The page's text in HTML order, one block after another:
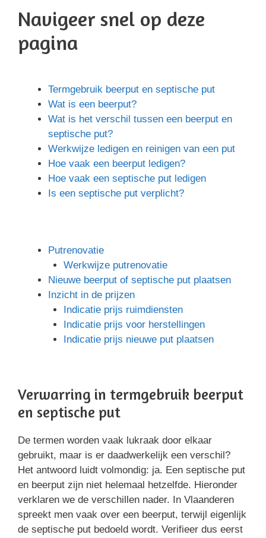
Navigeer snel op deze
pagina
Termgebruik beerput en septische put
Wat is een beerput?
Wat is het verschil tussen een beerput en
septische put?
Werkwijze ledigen en reinigen van een put
Hoe vaak een beerput ledigen?
Hoe vaak een septische put ledigen
Is een septische put verplicht?
Putrenovatie
Werkwijze putrenovatie
Nieuwe beerput of septische put plaatsen
Inzicht in de prijzen
Indicatie prijs ruimdiensten
Indicatie prijs voor herstellingen
Indicatie prijs nieuwe put plaatsen
Verwarring in termgebruik beerput
en septische put
De termen worden vaak lukraak door elkaar
gebruikt, maar is er daadwerkelijk een verschil?
Het antwoord luidt volmondig: ja. Een septische put
en beerput zijn niet helemaal hetzelfde. Hieronder
verklaren we de verschillen nader. In Vlaanderen
spreekt men vaak over een beerput, terwijl eigenlijk
de septische put bedoeld wordt. Verifieer dus eerst